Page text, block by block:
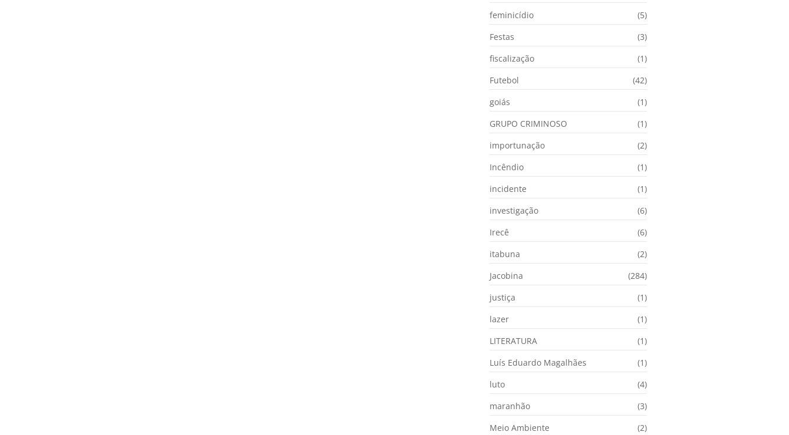
feminicídio
(5)
Festas
(3)
fiscalização
(1)
Futebol
(42)
goiás
(1)
GRUPO CRIMINOSO
(1)
importunação
(2)
Incêndio
(1)
incidente
(1)
investigação
(6)
Irecê
(6)
itabuna
(2)
Jacobina
(284)
justiça
(1)
lazer
(1)
LITERATURA
(1)
Luís Eduardo Magalhães
(1)
luto
(4)
maranhão
(3)
Meio Ambiente
(2)